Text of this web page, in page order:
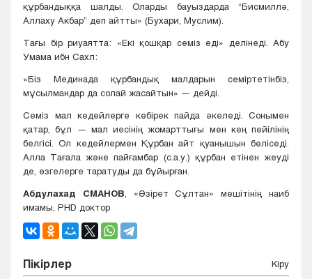
құрбандыққа шалды. Оларды бауыздарда “Бисмиллә,
Аллаху Акбар” деп айтты» (Бухари, Муслим).
Тағы бір риуаятта: «Екі қошқар семіз еді» делінеді. Абу
Умама ибн Сахл:
«Біз Мединада құрбандық малдарын семіртетінбіз,
мұсылмандар да солай жасайтын» — дейді.
Семіз мал кедейлерге көбірек пайда әкеледі. Сонымен
қатар, бұл — мал иесінің жомарттығы мен кең пейілінің
белгісі. Ол кедейлермен Құрбан айт қуанышын бөліседі.
Алла Тағала және пайғамбар (с.а.у.) құрбан етінен жеуді
де, өзгелерге таратуды да бұйырған.
Абдулахад СМАНОВ, «Әзірет Сұлтан» мешітінің наиб
имамы, PHD доктор
Пікірлер Кіру